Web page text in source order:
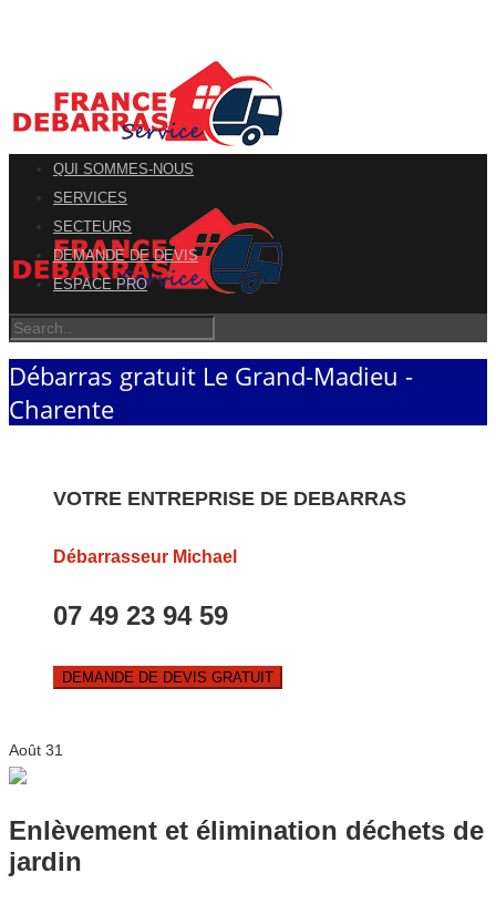
QUI SOMMES-NOUS
SERVICES
SECTEURS
DEMANDE DE DEVIS
ESPACE PRO
Débarras gratuit Le Grand-Madieu -
Charente
VOTRE ENTREPRISE DE DEBARRAS
Débarrasseur Michael
07 49 23 94 59
DEMANDE DE DEVIS GRATUIT
Août 31
Enlèvement et élimination déchets de
jardin